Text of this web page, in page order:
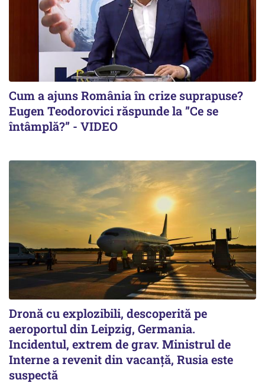
Cum a ajuns România în crize suprapuse?
Eugen Teodorovici răspunde la ”Ce se
întâmplă?” - VIDEO
Dronă cu explozibili, descoperită pe
aeroportul din Leipzig, Germania.
Incidentul, extrem de grav. Ministrul de
Interne a revenit din vacanță, Rusia este
suspectă